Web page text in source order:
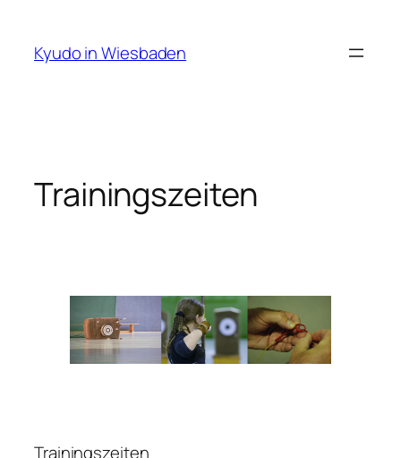
springen
Kyudo in Wiesbaden
Trainingszeiten
Trainingszeiten